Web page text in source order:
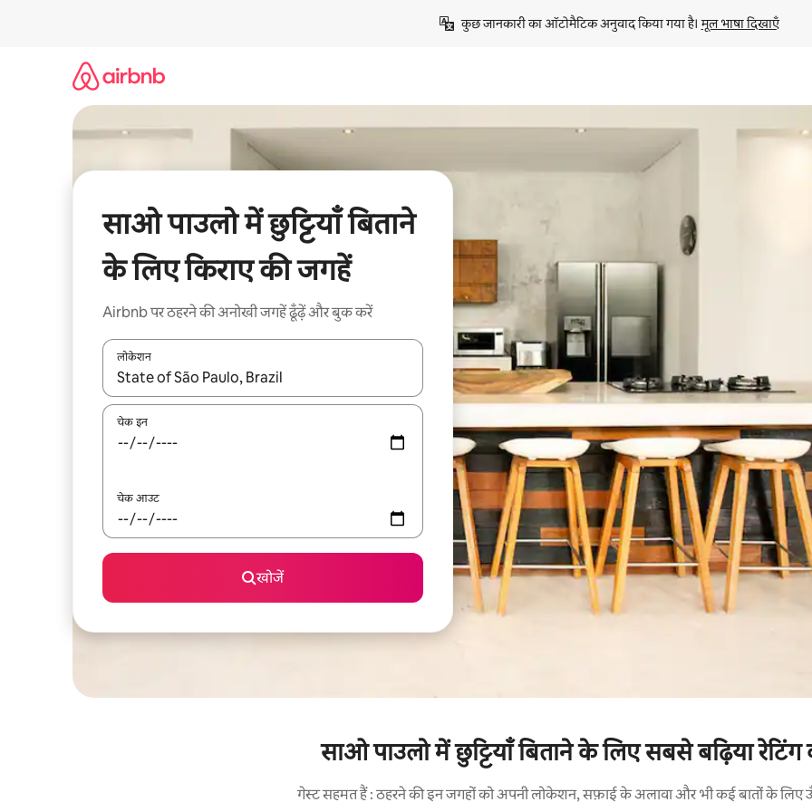
कुछ जानकारी का ऑटोमैटिक अनुवाद किया गया है। मूल भाषा दिखाएँ
साओ पाउलो में छुट्टियाँ बिताने
के लिए किराए की जगहें
Airbnb पर ठहरने की अनोखी जगहें ढूँढ़ें और बुक करें
लोकेशन
नतीजों के उपलब्ध होने पर, अप और डाउन 'ऐरो की' का इस्तेमाल करके नेविगेट करें या टच या फिर स्वाइप जेस्चर का इस्तेमाल करके एक्सप्लोर करें।
चेक इन
चेक आउट
खोजें
साओ पाउलो में छुट्टियाँ बिताने के लिए सबसे बढ़िया रेटिंग
गेस्ट सहमत हैं : ठहरने की इन जगहों को अपनी लोकेशन, सफ़ाई के अलावा और भी कई बातों के लिए